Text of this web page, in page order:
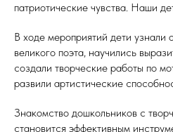
патриотические чувства. Наши
В ходе мероприятий дети узнали
великого поэта, научились
создали творческие работы по
развили артистические
Знакомство дошкольников с
становится эффективным